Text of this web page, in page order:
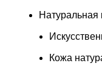
Натуральная
Кожа